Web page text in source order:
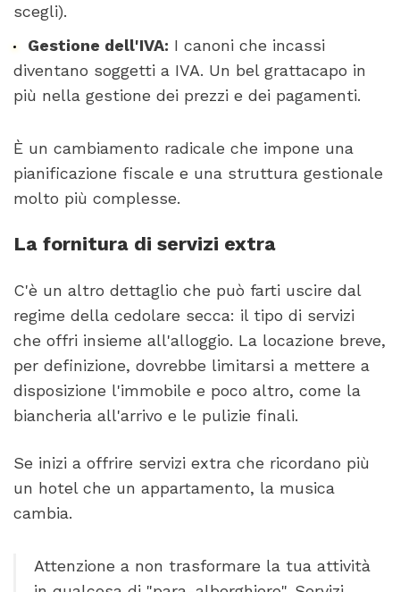
scegli).
Gestione dell'IVA: I canoni che incassi
diventano soggetti a IVA. Un bel grattacapo in
più nella gestione dei prezzi e dei pagamenti.
È un cambiamento radicale che impone una
pianificazione fiscale e una struttura gestionale
molto più complesse.
La fornitura di servizi extra
C'è un altro dettaglio che può farti uscire dal
regime della cedolare secca: il tipo di servizi
che offri insieme all'alloggio. La locazione breve,
per definizione, dovrebbe limitarsi a mettere a
disposizione l'immobile e poco altro, come la
biancheria all'arrivo e le pulizie finali.
Se inizi a offrire servizi extra che ricordano più
un hotel che un appartamento, la musica
cambia.
Attenzione a non trasformare la tua attività